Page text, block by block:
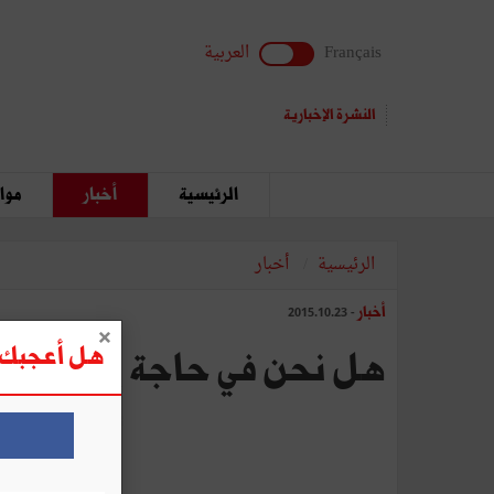
Français العربية
النشرة الإخبارية
الرئيسية أخبار
الرئيسية أخبار
أخبار - 2015.10.23
هل نحن في حاجة إلى ثورة
هل أعجبك